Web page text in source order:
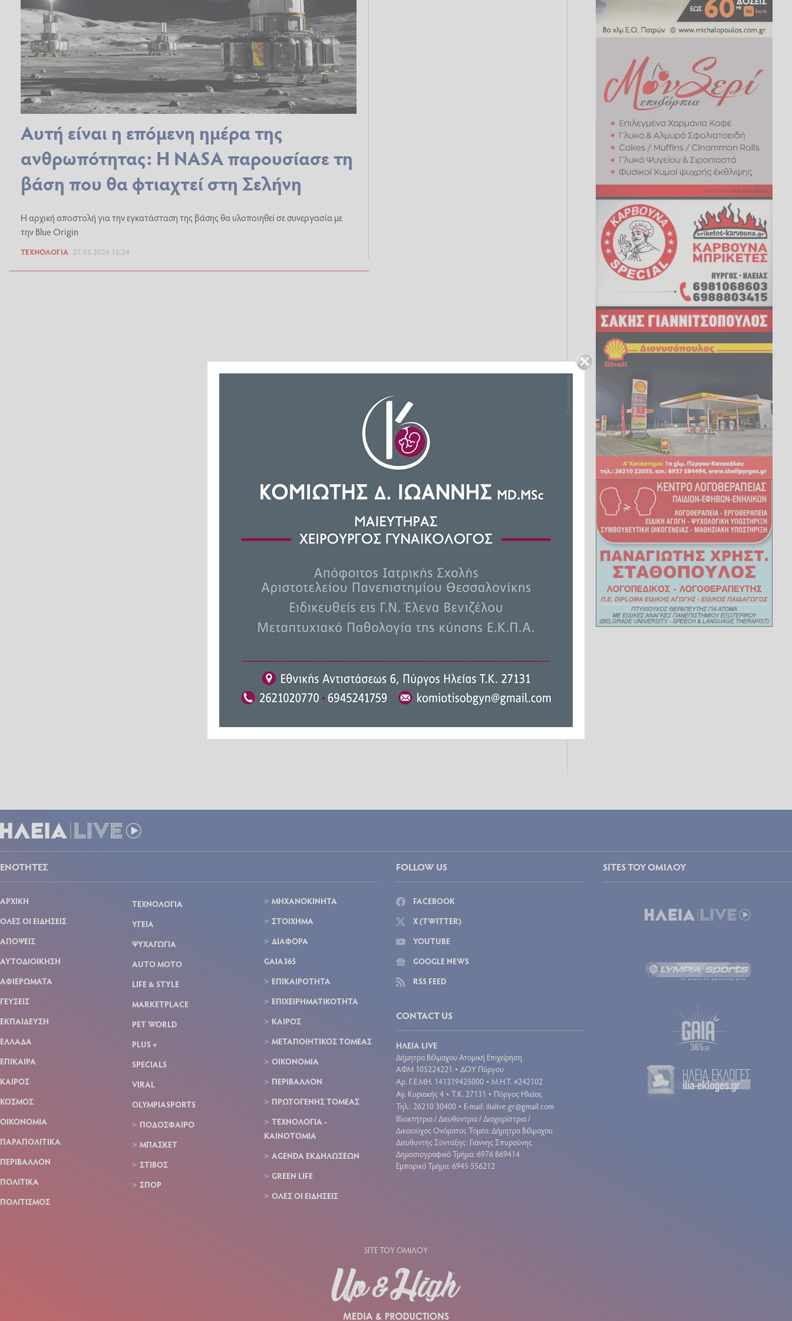
Αυτή είναι η επόμενη ημέρα της
ανθρωπότητας: Η NASA παρουσίασε τη
βάση που θα φτιαχτεί στη Σελήνη
Η αρχική αποστολή για την εγκατάσταση της βάσης θα υλοποιηθεί σε συνεργασία με
την Blue Origin
ΤΕΧΝΟΛΟΓΊΑ 27.05.2026 16:24
ΕΝΟΤΗΤΕΣ
ΑΡΧΙΚΗ
ΟΛΕΣ ΟΙ ΕΙΔΗΣΕΙΣ
ΑΠΟΨΕΙΣ
ΑΥΤΟΔΙΟΙΚΗΣΗ
ΑΦΙΕΡΩΜΑΤΑ
ΓΕΥΣΕΙΣ
ΕΚΠΑΙΔΕΥΣΗ
ΕΛΛΑΔΑ
ΕΠΙΚΑΙΡΑ
ΚΑΙΡΟΣ
ΚΟΣΜΟΣ
ΟΙΚΟΝΟΜΙΑ
ΠΑΡΑΠΟΛΙΤΙΚΑ
ΠΕΡΙΒΑΛΛΟΝ
ΠΟΛΙΤΙΚΑ
ΠΟΛΙΤΙΣΜΟΣ
ΤΕΧΝΟΛΟΓΙΑ
ΥΓΕΙΑ
ΨΥΧΑΓΩΓΙΑ
AUTO MOTO
LIFE & STYLE
MARKETPLACE
PET WORLD
PLUS +
SPECIALS
VIRAL
OLYMPIASPORTS
ΠΟΔΟΣΦΑΙΡΟ
ΜΠΑΣΚΕΤ
ΣΤΙΒΟΣ
ΣΠΟΡ
ΜΗΧΑΝΟΚΙΝΗΤΑ
ΣΤΟΙΧΗΜΑ
ΔΙΑΦΟΡΑ
GAIA365
ΕΠΙΚΑΙΡΟΤΗΤΑ
ΕΠΙΧΕΙΡΗΜΑΤΙΚΟΤΗΤΑ
ΚΑΙΡΟΣ
ΜΕΤΑΠΟΙΗΤΙΚΟΣ ΤΟΜΕΑΣ
ΟΙΚΟΝΟΜΙΑ
ΠΕΡΙΒΑΛΛΟΝ
ΠΡΩΤΟΓΕΝΗΣ ΤΟΜΕΑΣ
ΤΕΧΝΟΛΟΓΙΑ -
ΚΑΙΝΟΤΟΜΙΑ
AGENDA ΕΚΔΗΛΩΣΕΩΝ
GREEN LIFE
ΟΛΕΣ ΟΙ ΕΙΔΗΣΕΙΣ
FOLLOW US
FACEBOOK
X (TWITTER)
YOUTUBE
GOOGLE NEWS
RSS FEED
CONTACT US
ΗΛΕΙΑ LIVE
Δήμητρα Βέλμαχου Ατομική Επιχείρηση
ΑΦΜ 105224221 • ΔΟΥ Πύργου
Aρ. Γ.Ε.ΜΗ. 141319425000 • Μ.Η.Τ. #242102
Αγ. Κυριακής 4 • Τ.Κ. 27131 • Πύργος Ηλείας
Τηλ.: 26210 30400 • E-mail: ilialive.gr@gmail.com
Ιδιοκτήτρια / Διευθύντρια / Διαχειρίστρια /
Δικαιούχος Ονόματος Τομέα: Δήμητρα Βέλμαχου
Διευθυντής Σύνταξης: Γιάννης Σπυρούνης
Δημοσιογραφικό Τμήμα: 6976 869414
Εμπορικό Τμήμα: 6945 556212
SITES ΤΟΥ ΟΜΙΛΟΥ
SITE ΤΟΥ ΟΜΙΛΟΥ